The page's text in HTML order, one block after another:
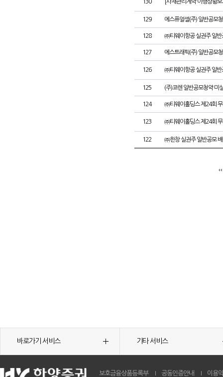
130 [사채관리계약 이행상황
129 에스퓨얼셀(주) 일반공모
128 ㈜티웨이항공 실권주 일반
127 에스트래픽(주) 일반공모
126 ㈜티웨이항공 실권주 일반
125 (주)코렌 일반공모청약 미
124 ㈜티웨이홀딩스 제24회
123 ㈜티웨이홀딩스 제24회
122 ㈜한창 실권주 일반공모
바로가기 서비스 기타 서비스
보호금융상품등록부 공동인증안내 이용